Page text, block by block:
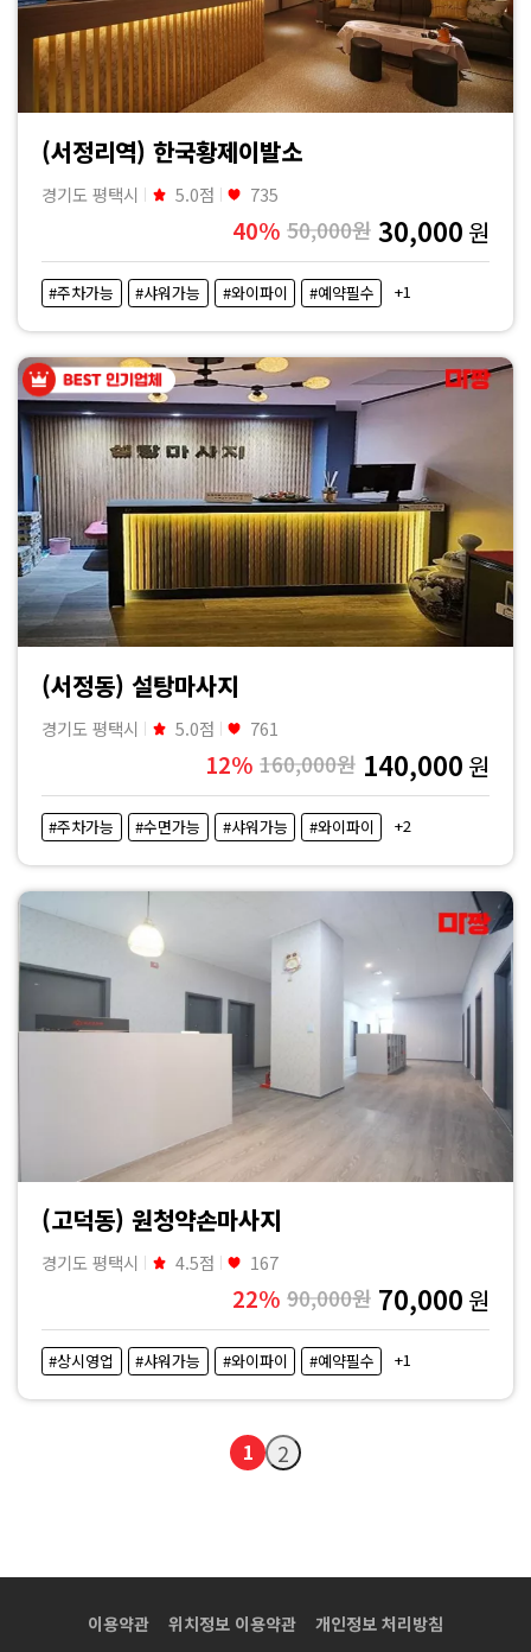
(서정리역) 한국황제이발소
경기도 평택시 5.0점 735
40% 50,000원 30,000 원
#주차가능 #샤워가능 #와이파이 #예약필수 +1
(서정동) 설탕마사지
경기도 평택시 5.0점 761
12% 160,000원 140,000 원
#주차가능 #수면가능 #샤워가능 #와이파이 +2
(고덕동) 원청약손마사지
경기도 평택시 4.5점 167
22% 90,000원 70,000 원
#상시영업 #샤워가능 #와이파이 #예약필수 +1
1 2
이용약관 위치정보 이용약관 개인정보 처리방침